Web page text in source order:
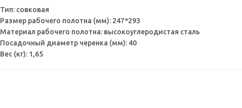
Тип: совковая
Размер рабочего полотна (мм): 247*293
Материал рабочего полотна: высокоуглеродистая сталь
Посадочный диаметр черенка (мм): 40
Вес (кг): 1,65